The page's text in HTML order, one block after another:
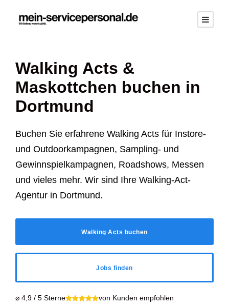
Walking Acts &
Maskottchen buchen in
Dortmund
Buchen Sie erfahrene Walking Acts für Instore-
und Outdoorkampagnen, Sampling- und
Gewinnspielkampagnen, Roadshows, Messen
und vieles mehr. Wir sind Ihre Walking-Act-
Agentur in Dortmund.
Walking Acts buchen
Jobs finden
⌀ 4,9 / 5 Sterne von Kunden empfohlen